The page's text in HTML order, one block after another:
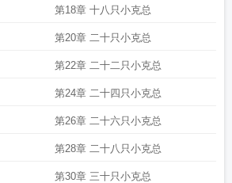
第18章 十八只小克总
第20章 二十只小克总
第22章 二十二只小克总
第24章 二十四只小克总
第26章 二十六只小克总
第28章 二十八只小克总
第30章 三十只小克总